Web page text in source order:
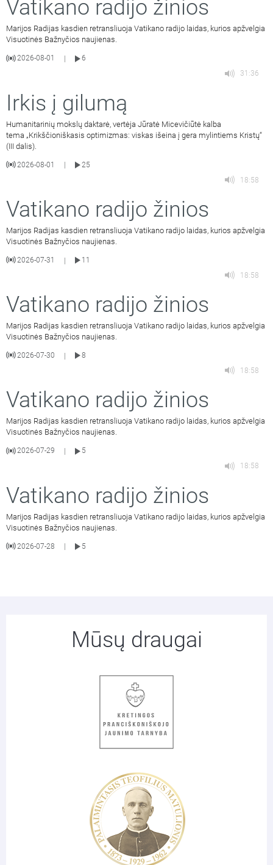
Vatikano radijo žinios
Marijos Radijas kasdien retransliuoja Vatikano radijo laidas, kurios apžvelgia
Visuotinės Bažnyčios naujienas.
2026-08-01
6
31:36
Irkis į gilumą
Humanitarinių mokslų daktarė, vertėja Jūratė Micevičiūtė kalba
tema „Krikščioniškasis optimizmas: viskas išeina į gera mylintiems Kristų“
(III dalis).
2026-08-01
25
18:58
Vatikano radijo žinios
Marijos Radijas kasdien retransliuoja Vatikano radijo laidas, kurios apžvelgia
Visuotinės Bažnyčios naujienas.
2026-07-31 |
11
18:58
Vatikano radijo žinios
Marijos Radijas kasdien retransliuoja Vatikano radijo laidas, kurios apžvelgia
Visuotinės Bažnyčios naujienas.
2026-07-30 |
8
18:58
Vatikano radijo žinios
Marijos Radijas kasdien retransliuoja Vatikano radijo laidas, kurios apžvelgia
Visuotinės Bažnyčios naujienas.
2026-07-29
5
18:58
Vatikano radijo žinios
Marijos Radijas kasdien retransliuoja Vatikano radijo laidas, kurios apžvelgia
Visuotinės Bažnyčios naujienas.
2026-07-28 5
Mūsų draugai